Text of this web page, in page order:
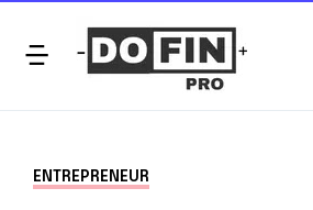
ENTREPRENEUR